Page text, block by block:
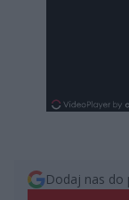
Dodaj nas do